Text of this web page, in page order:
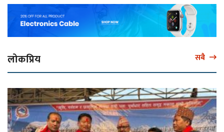
लोकप्रिय सबै